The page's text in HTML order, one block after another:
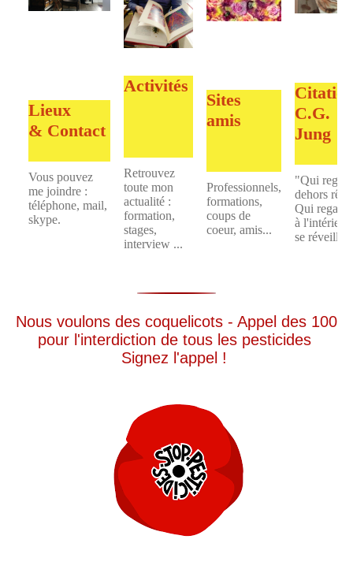
Lieux
& Contact
Vous pouvez
me joindre :
téléphone, mail,
skype.
Activités
Retrouvez
toute mon
actualité :
formation,
stages,
interview ...
Sites
amis
Professionnels,
formations,
coups de
coeur, amis...
C.G.
Jung
"Qui
dehors
Qui regarde
à l'intérieur
se
Nous voulons des coquelicots - Appel des 100
pour l'interdiction de tous les pesticides
Signez l'appel !